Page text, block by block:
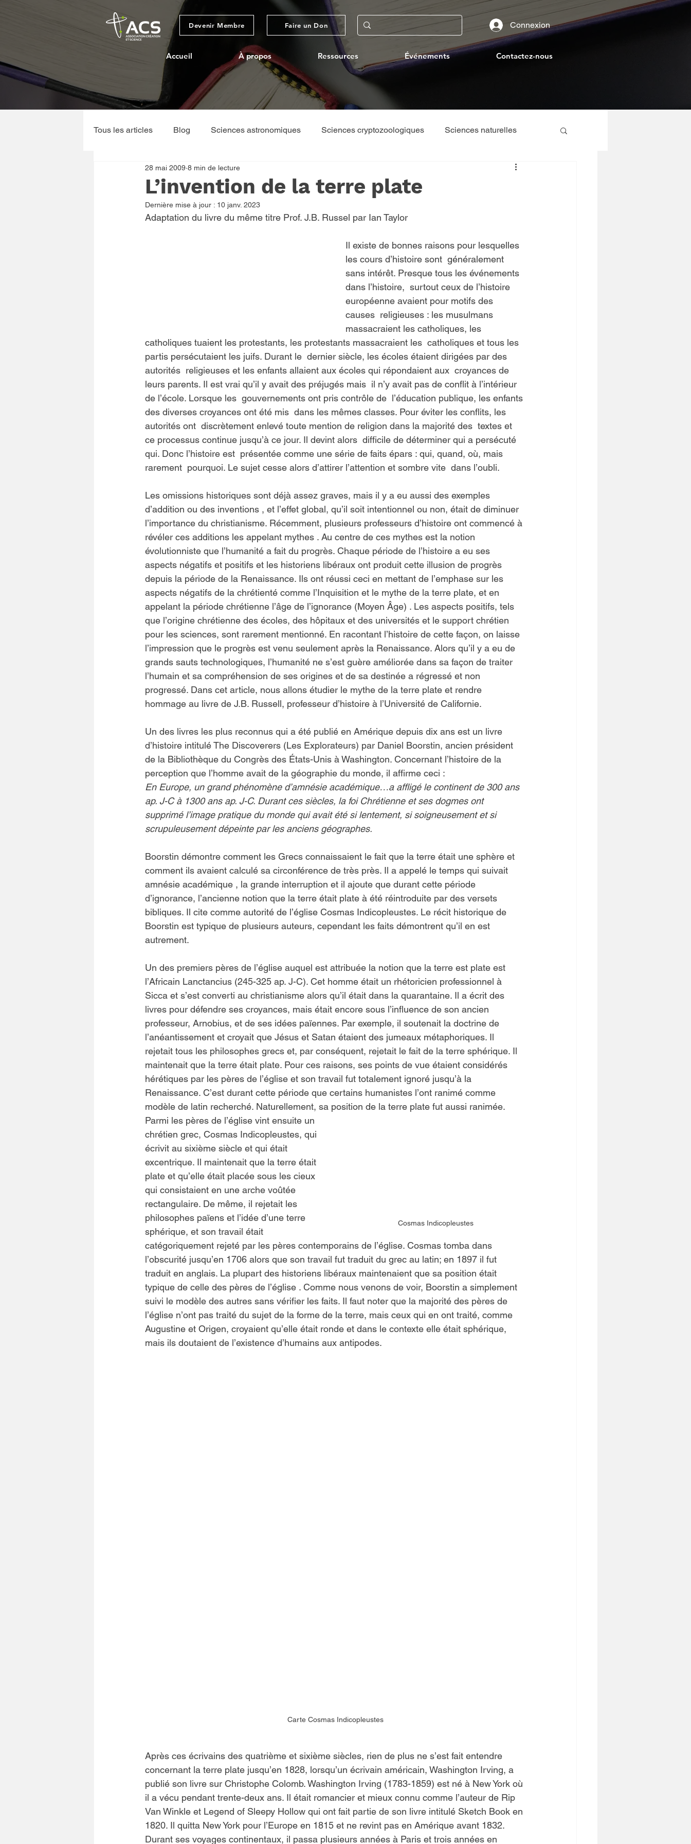
Devenir Membre Faire un Don Connexion
Accueil À propos Ressources Événements Contactez-nous
Tous les articles Blog Sciences astronomiques Sciences cryptozoologiques Sciences naturelles
Sciences physiques et géologiques
L’invention de la terre plate
28 mai 2009 8 min de lecture
Dernière mise à jour : 10 janv. 2023
Adaptation du livre du même titre Prof. J.B. Russel par Ian Taylor
Il existe de bonnes raisons pour lesquelles
les cours d’histoire sont  généralement
sans intérêt. Presque tous les événements
dans l’histoire,  surtout ceux de l’histoire
européenne avaient pour motifs des
causes  religieuses : les musulmans
massacraient les catholiques, les
catholiques tuaient les protestants, les protestants massacraient les  catholiques et tous les
partis persécutaient les juifs. Durant le  dernier siècle, les écoles étaient dirigées par des
autorités  religieuses et les enfants allaient aux écoles qui répondaient aux  croyances de
leurs parents. Il est vrai qu’il y avait des préjugés mais  il n’y avait pas de conflit à l’intérieur
de l’école. Lorsque les  gouvernements ont pris contrôle de  l’éducation publique, les enfants
des diverses croyances ont été mis  dans les mêmes classes. Pour éviter les conflits, les
autorités ont  discrètement enlevé toute mention de religion dans la majorité des  textes et
ce processus continue jusqu’à ce jour. Il devint alors  difficile de déterminer qui a persécuté
qui. Donc l’histoire est  présentée comme une série de faits épars : qui, quand, où, mais
rarement  pourquoi. Le sujet cesse alors d’attirer l’attention et sombre vite  dans l’oubli.
Les omissions historiques sont déjà assez graves, mais il y a eu aussi des exemples
d’addition ou des inventions , et l’effet global, qu’il soit intentionnel ou non, était de diminuer
l’importance du christianisme. Récemment, plusieurs professeurs d’histoire ont commencé à
révéler ces additions les appelant mythes . Au centre de ces mythes est la notion
évolutionniste que l’humanité a fait du progrès. Chaque période de l’histoire a eu ses
aspects négatifs et positifs et les historiens libéraux ont produit cette illusion de progrès
depuis la période de la Renaissance. Ils ont réussi ceci en mettant de l’emphase sur les
aspects négatifs de la chrétienté comme l’Inquisition et le mythe de la terre plate, et en
appelant la période chrétienne l’âge de l’ignorance (Moyen Âge) . Les aspects positifs, tels
que l’origine chrétienne des écoles, des hôpitaux et des universités et le support chrétien
pour les sciences, sont rarement mentionné. En racontant l’histoire de cette façon, on laisse
l’impression que le progrès est venu seulement après la Renaissance. Alors qu’il y a eu de
grands sauts technologiques, l’humanité ne s’est guère améliorée dans sa façon de traiter
l’humain et sa compréhension de ses origines et de sa destinée a régressé et non
progressé. Dans cet article, nous allons étudier le mythe de la terre plate et rendre
hommage au livre de J.B. Russell, professeur d’histoire à l’Université de Californie.
Un des livres les plus reconnus qui a été publié en Amérique depuis dix ans est un livre
d’histoire intitulé The Discoverers (Les Explorateurs) par Daniel Boorstin, ancien président
de la Bibliothèque du Congrès des États-Unis à Washington. Concernant l’histoire de la
perception que l’homme avait de la géographie du monde, il affirme ceci :
En Europe, un grand phénomène d’amnésie académique…a affligé le continent de 300 ans
ap. J-C à 1300 ans ap. J-C. Durant ces siècles, la foi Chrétienne et ses dogmes ont
supprimé l’image pratique du monde qui avait été si lentement, si soigneusement et si
scrupuleusement dépeinte par les anciens géographes.
Boorstin démontre comment les Grecs connaissaient le fait que la terre était une sphère et
comment ils avaient calculé sa circonférence de très près. Il a appelé le temps qui suivait
amnésie académique , la grande interruption et il ajoute que durant cette période
d’ignorance, l’ancienne notion que la terre était plate à été réintroduite par des versets
bibliques. Il cite comme autorité de l’église Cosmas Indicopleustes. Le récit historique de
Boorstin est typique de plusieurs auteurs, cependant les faits démontrent qu’il en est
autrement.
Un des premiers pères de l’église auquel est attribuée la notion que la terre est plate est
l’Africain Lanctancius (245-325 ap. J-C). Cet homme était un rhétoricien professionnel à
Sicca et s’est converti au christianisme alors qu’il était dans la quarantaine. Il a écrit des
livres pour défendre ses croyances, mais était encore sous l’influence de son ancien
professeur, Arnobius, et de ses idées païennes. Par exemple, il soutenait la doctrine de
l’anéantissement et croyait que Jésus et Satan étaient des jumeaux métaphoriques. Il
rejetait tous les philosophes grecs et, par conséquent, rejetait le fait de la terre sphérique. Il
maintenait que la terre était plate. Pour ces raisons, ses points de vue étaient considérés
hérétiques par les pères de l’église et son travail fut totalement ignoré jusqu’à la
Renaissance. C’est durant cette période que certains humanistes l’ont ranimé comme
modèle de latin recherché. Naturellement, sa position de la terre plate fut aussi ranimée.
Cosmas Indicopleustes
Parmi les pères de l’église vint ensuite un
chrétien grec, Cosmas Indicopleustes, qui
écrivit au sixième siècle et qui était
excentrique. Il maintenait que la terre était
plate et qu’elle était placée sous les cieux
qui consistaient en une arche voûtée
rectangulaire. De même, il rejetait les
philosophes païens et l’idée d’une terre
sphérique, et son travail était
catégoriquement rejeté par les pères contemporains de l’église. Cosmas tomba dans
l’obscurité jusqu’en 1706 alors que son travail fut traduit du grec au latin; en 1897 il fut
traduit en anglais. La plupart des historiens libéraux maintenaient que sa position était
typique de celle des pères de l’église . Comme nous venons de voir, Boorstin a simplement
suivi le modèle des autres sans vérifier les faits. Il faut noter que la majorité des pères de
l’église n’ont pas traité du sujet de la forme de la terre, mais ceux qui en ont traité, comme
Augustine et Origen, croyaient qu’elle était ronde et dans le contexte elle était sphérique,
mais ils doutaient de l’existence d’humains aux antipodes.
Carte Cosmas Indicopleustes
Après ces écrivains des quatrième et sixième siècles, rien de plus ne s’est fait entendre
concernant la terre plate jusqu’en 1828, lorsqu’un écrivain américain, Washington Irving, a
publié son livre sur Christophe Colomb. Washington Irving (1783-1859) est né à New York où
il a vécu pendant trente-deux ans. Il était romancier et mieux connu comme l’auteur de Rip
Van Winkle et Legend of Sleepy Hollow qui ont fait partie de son livre intitulé Sketch Book en
1820. Il quitta New York pour l’Europe en 1815 et ne revint pas en Amérique avant 1832.
Durant ses voyages continentaux, il passa plusieurs années à Paris et trois années en